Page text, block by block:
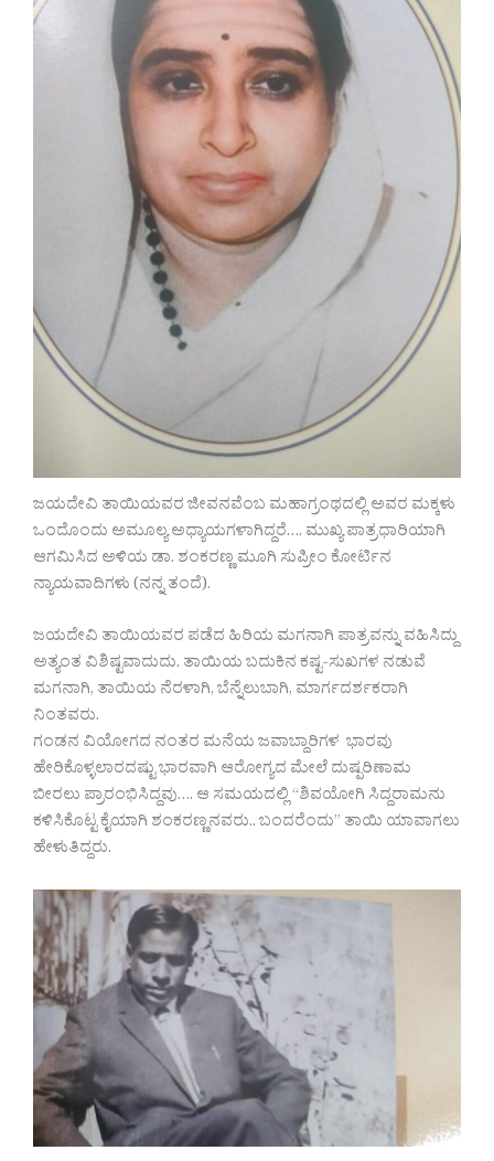
ಜಯದೇವಿ ತಾಯಿಯವರ ಜೀವನವೆಂಬ ಮಹಾಗ್ರಂಥದಲ್ಲಿ ಅವರ ಮಕ್ಕಳು
ಒಂದೊಂದು ಅಮೂಲ್ಯ ಅಧ್ಯಾಯಗಳಾಗಿದ್ದರೆ…. ಮುಖ್ಯ ಪಾತ್ರಧಾರಿಯಾಗಿ
ಆಗಮಿಸಿದ ಅಳಿಯ ಡಾ. ಶಂಕರಣ್ಣ ಮೂಗಿ ಸುಪ್ರೀಂ ಕೋರ್ಟಿನ
ನ್ಯಾಯವಾದಿಗಳು (ನನ್ನ ತಂದೆ).
ಜಯದೇವಿ ತಾಯಿಯವರ ಪಡೆದ ಹಿರಿಯ ಮಗನಾಗಿ ಪಾತ್ರವನ್ನು ವಹಿಸಿದ್ದು
ಅತ್ಯಂತ ವಿಶಿಷ್ಟವಾದುದು. ತಾಯಿಯ ಬದುಕಿನ ಕಷ್ಟ-ಸುಖಗಳ ನಡುವೆ
ಮಗನಾಗಿ, ತಾಯಿಯ ನೆರಳಾಗಿ, ಬೆನ್ನೆಲುಬಾಗಿ, ಮಾರ್ಗದರ್ಶಕರಾಗಿ
ನಿಂತವರು.
ಗಂಡನ ವಿಯೋಗದ ನಂತರ ಮನೆಯ ಜವಾಬ್ದಾರಿಗಳ ಭಾರವು
ಹೇರಿಕೊಳ್ಳಲಾರದಷ್ಟು ಭಾರವಾಗಿ ಆರೋಗ್ಯದ ಮೇಲೆ ದುಷ್ಪರಿಣಾಮ
ಬೀರಲು ಪ್ರಾರಂಭಿಸಿದ್ದವು…. ಆ ಸಮಯದಲ್ಲಿ “ಶಿವಯೋಗಿ ಸಿದ್ದರಾಮನು
ಕಳಿಸಿಕೊಟ್ಟ ಕೈಯಾಗಿ ಶಂಕರಣ್ಣನವರು.. ಬಂದರೆಂದು” ತಾಯಿ ಯಾವಾಗಲು
ಹೇಳುತಿದ್ದರು.